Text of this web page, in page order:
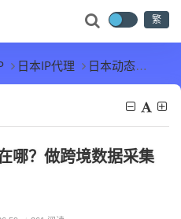
繁
日本IP代理 日本动态住宅IP到底难在哪？做跨境数据采集的人都懂
哪？做跨境数据采集